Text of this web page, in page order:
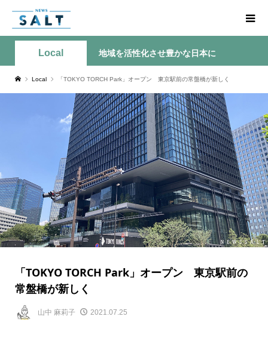
Local 地域を活性化させ豊かな日本に
Local 「TOKYO TORCH Park」オープン 東京駅前の常盤橋が新しく
「TOKYO TORCH Park」オープン 東京駅前の
常盤橋が新しく
山中 麻莉子 2021.07.25